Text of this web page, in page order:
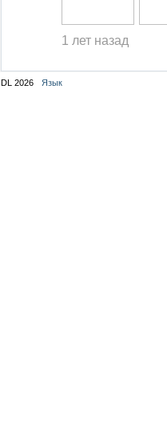
1 лет назад
DL 2026 Язык